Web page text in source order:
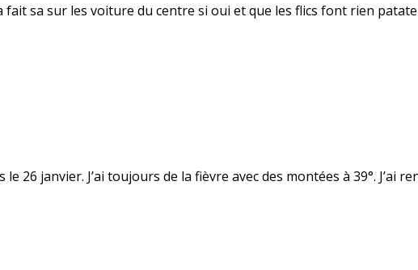
fait sa sur les voiture du centre si oui et que les flics font rien
26 janvier. J’ai toujours de la fièvre avec des montées à 39°. J’ai